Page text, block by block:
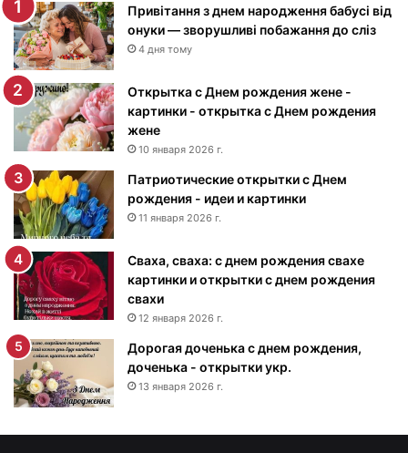
и
н
к
и
с
Д
н
м
р
о
ж
д
е
н
и
я
м
у
ж
ч
и
Привітання з днем народження бабусі від
онуки — зворушливі побажання до сліз
4 дня тому
Открытка с Днем рождения жене -
картинки - открытка с Днем рождения
жене
10 января 2026 г.
Патриотические открытки с Днем
рождения - идеи и картинки
11 января 2026 г.
Сваха, сваха: с днем рождения свахе
картинки и открытки с днем рождения
свахи
12 января 2026 г.
Дорогая доченька с днем рождения,
доченька - открытки укр.
13 января 2026 г.